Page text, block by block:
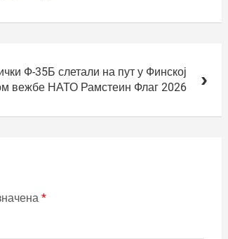
Ф-35Б слетали на пут у Финској
вежбе НАТО Рамстеин Флаг 2026
*